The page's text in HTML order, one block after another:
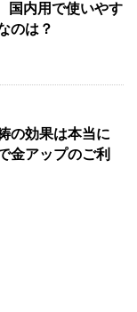
国内用で使いやす
のは？
の効果は本当に
金アップのご利